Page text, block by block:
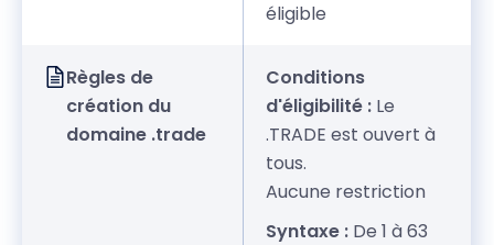
éligible
Règles de
création du
domaine .trade
Conditions
d'éligibilité : Le
.TRADE est ouvert à
tous.
Aucune restriction
Syntaxe : De 1 à 63